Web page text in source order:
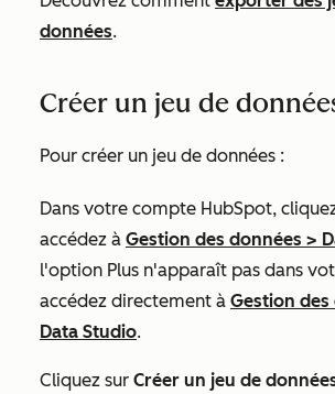
données.
Créer un jeu de
Pour créer un jeu de données :
Dans votre compte HubSpot,
accédez à Gestion des données >
l'option Plus n'apparaît pas dans
accédez directement à Gestion des
Data Studio.
Cliquez sur Créer un jeu de